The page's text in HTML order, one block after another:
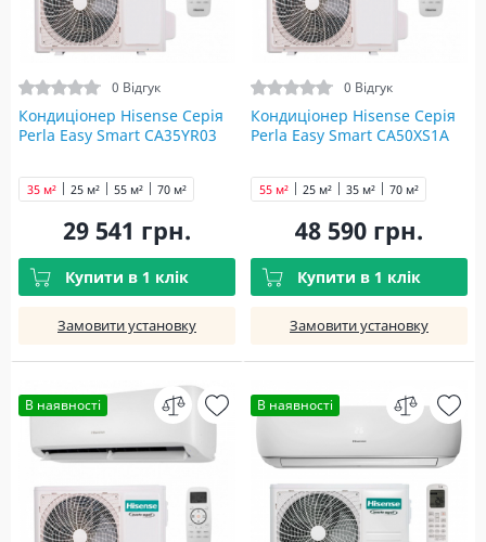
0 Відгук
Кондиціонер Hisense Серія
Perla Easy Smart CA35YR03
25 м²
35 м² 55 м² 70 м²
29 541 грн.
Купити в 1 клік
Замовити установку
0 Відгук
Кондиціонер Hisense Серія
Perla Easy Smart CA50XS1A
25 м² 35 м²
55 м² 70 м²
48 590 грн.
Купити в 1 клік
Замовити установку
В наявності В наявності